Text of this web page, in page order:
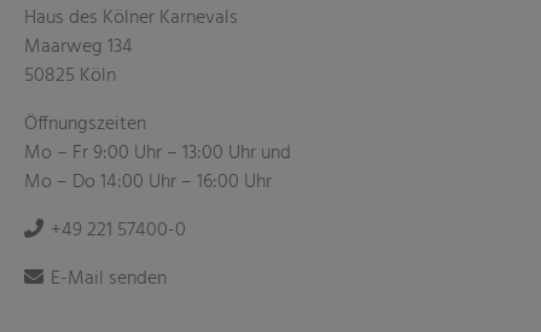
Haus des Kölner Karnevals
Maarweg 134
50825 Köln
Öffnungszeiten
Mo – Fr 9:00 Uhr – 13:00 Uhr und
Mo – Do 14:00 Uhr – 16:00 Uhr
+49 221 57400-0
E-Mail senden